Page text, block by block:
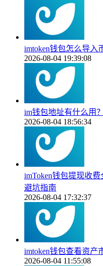
imtoken钱包怎么导入
2026-08-04 19:39:08
im钱包地址有什么用
2026-08-04 18:56:34
imToken钱包提现收
避坑指南
2026-08-04 17:32:37
imtoken钱包查看资产
2026-08-04 11:55:08